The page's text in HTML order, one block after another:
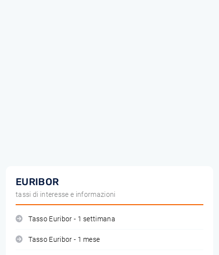
EURIBOR
tassi di interesse e informazioni
Tasso Euribor - 1 settimana
Tasso Euribor - 1 mese